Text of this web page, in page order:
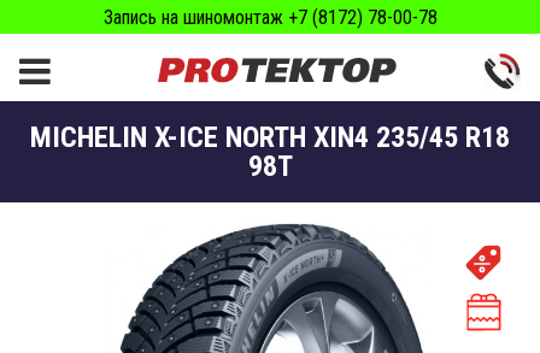
Запись на шиномонтаж +7 (8172) 78-00-78
MICHELIN X-ICE NORTH XIN4 235/45 R18
98T